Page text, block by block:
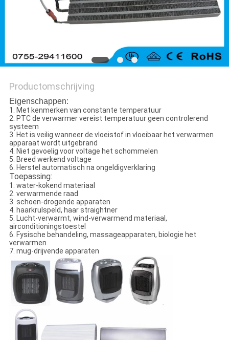
Productomschrijving
Eigenschappen:
1. Met kenmerken van constante temperatuur
2. PTC de verwarmer vereist temperatuur geen controlerend
systeem
3. Het is veilig wanneer de vloeistof in vloeibaar het verwarmen
apparaat wordt uitgebrand
4. Niet gevoelig voor voltage het schommelen
5. Breed werkend voltage
6. Herstel automatisch na ongeldigverklaring
Toepassing:
1. water-kokend materiaal
2. verwarmende raad
3. schoen-drogende apparaten
4. haarkrulspeld, haar straightner
5. Lucht-verwarmt, wind-verwarmend materiaal,
airconditioningstoestel
6. Fysische behandeling, massageapparaten, biologie het
verwarmen
7. mug-drijvende apparaten